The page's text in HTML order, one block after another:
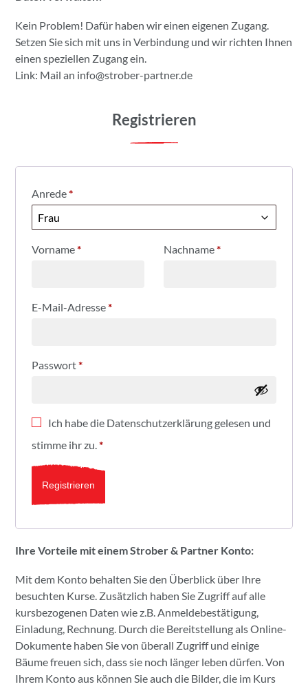
Kein Problem! Dafür haben wir einen eigenen Zugang.
Setzen Sie sich mit uns in Verbindung und wir richten Ihnen
einen speziellen Zugang ein.
Link: Mail an info@strober-partner.de
Registrieren
Anrede*
Vorname* Nachname*
E-Mail-Adresse*
Passwort*
Ich habe die Datenschutzerklärung gelesen und
stimme ihr zu.*
Registrieren
Ihre Vorteile mit einem Strober & Partner Konto:
Mit dem Konto behalten Sie den Überblick über Ihre
besuchten Kurse. Zusätzlich haben Sie Zugriff auf alle
kursbezogenen Daten wie z.B. Anmeldebestätigung,
Einladung, Rechnung. Durch die Bereitstellung als Online-
Dokumente haben Sie von überall Zugriff und einige
Bäume freuen sich, dass sie noch länger leben dürfen. Von
Ihrem Konto aus können Sie auch die Bilder, die im Kurs